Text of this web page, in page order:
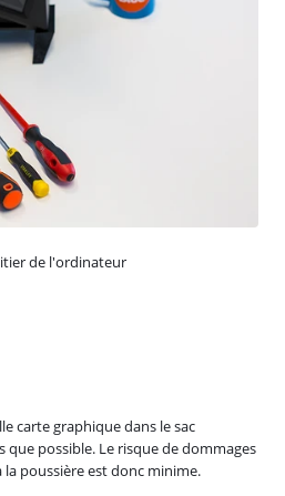
de l'ordinateur
carte graphique dans le sac
possible. Le risque de dommages
poussière est donc minime.